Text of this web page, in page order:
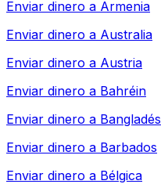
Enviar dinero a Armenia
Enviar dinero a Australia
Enviar dinero a Austria
Enviar dinero a Bahréin
Enviar dinero a Bangladés
Enviar dinero a Barbados
Enviar dinero a Bélgica